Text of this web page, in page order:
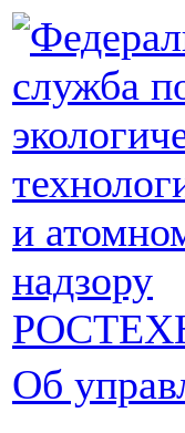
Об